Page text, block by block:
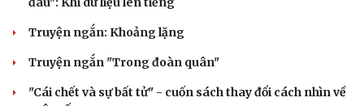
Du lịch
Podcast
Dấu hiệu tiền mãn kinh sớm phụ nữ cần biết
VĂN HỌC